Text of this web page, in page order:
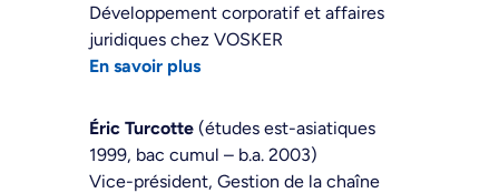
Développement corporatif et affaires
juridiques chez VOSKER
En savoir plus
Éric Turcotte (études est-asiatiques
1999, bac cumul – b.a. 2003)
Vice-président, Gestion de la chaîne